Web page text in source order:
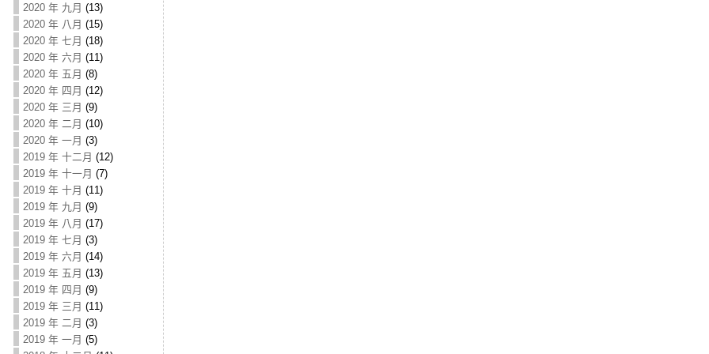
2020 年 九月 (13)
2020 年 八月 (15)
2020 年 七月 (18)
2020 年 六月 (11)
2020 年 五月 (8)
2020 年 四月 (12)
2020 年 三月 (9)
2020 年 二月 (10)
2020 年 一月 (3)
2019 年 十二月 (12)
2019 年 十一月 (7)
2019 年 十月 (11)
2019 年 九月 (9)
2019 年 八月 (17)
2019 年 七月 (3)
2019 年 六月 (14)
2019 年 五月 (13)
2019 年 四月 (9)
2019 年 三月 (11)
2019 年 二月 (3)
2019 年 一月 (5)